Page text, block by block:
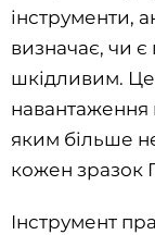
інструменти,
визначає, чи
шкідливим.
навантаження
яким більше
кожен зразок
Інструмент